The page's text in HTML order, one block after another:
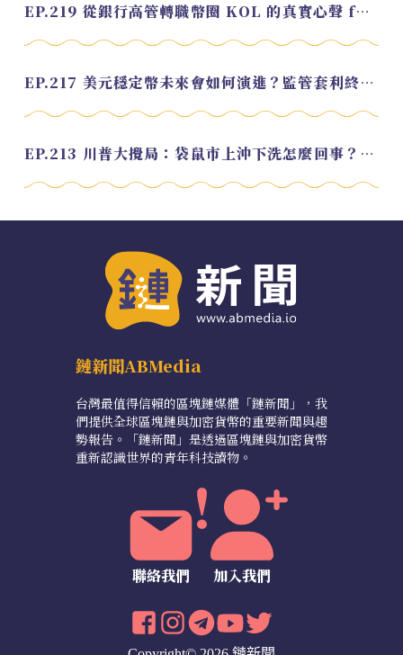
EP.219 從銀行高管轉職幣圈 KOL 的真實心聲 feat.龜大
EP.217 美元穩定幣未來會如何演進？監管套利終將收斂？feat. 研究員 余哲安
EP.213 川普大攪局：袋鼠市上沖下洗怎麼回事？feat. Alvin
鏈新聞ABMedia
台灣最值得信賴的區塊鏈媒體「鏈新聞」，我
們提供全球區塊鏈與加密貨幣的重要新聞與趨
勢報告。「鏈新聞」是透過區塊鏈與加密貨幣
重新認識世界的青年科技讀物。
聯絡我們 加入我們